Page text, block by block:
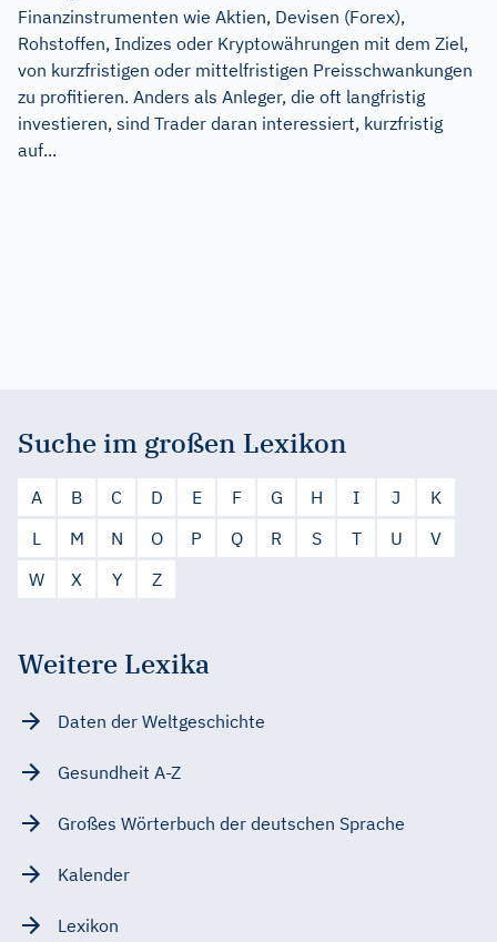
Finanzinstrumenten wie Aktien, Devisen (Forex),
Rohstoffen, Indizes oder Kryptowährungen mit dem Ziel,
von kurzfristigen oder mittelfristigen Preisschwankungen
zu profitieren. Anders als Anleger, die oft langfristig
investieren, sind Trader daran interessiert, kurzfristig
auf...
Suche im großen Lexikon
A B C D E F G H I J
K
L
M N O P Q R S T U
V
W
X Y Z
Weitere Lexika
Daten der Weltgeschichte
Gesundheit A-Z
Großes Wörterbuch der deutschen Sprache
Kalender
Lexikon